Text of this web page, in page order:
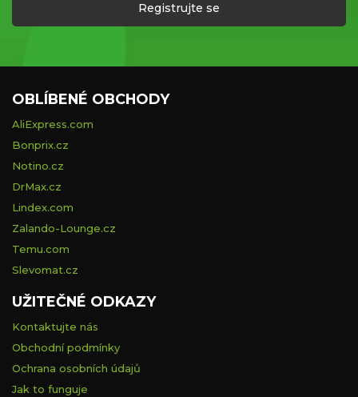
Registrujte se
OBLÍBENÉ OBCHODY
AliExpress.com
Bonprix.cz
Notino.cz
DrMax.cz
Lindex.com
Zalando-Lounge.cz
Temu.com
Slevomat.cz
UŽITEČNÉ ODKAZY
Kontaktujte nás
Obchodní podmínky
Ochrana osobních údajů
Jak to funguje